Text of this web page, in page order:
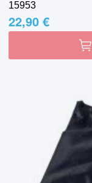
15953
22,90 €